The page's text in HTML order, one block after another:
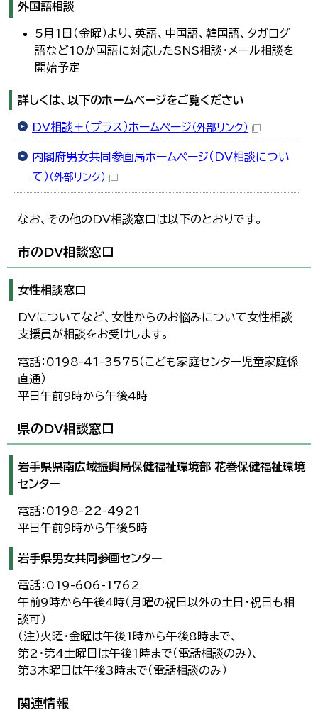
外国語相談
5月1日（金曜）より、英語、中国語、韓国語、タガログ
語など10か国語に対応したSNS相談・メール相談を
開始予定
詳しくは、以下のホームページをご覧ください
DV相談＋（プラス）ホームページ （外部リンク）
内閣府男女共同参画局ホームページ（DV相談につい
て） （外部リンク）
なお、その他のDV相談窓口は以下のとおりです。
市のDV相談窓口
女性相談窓口
DVについてなど、女性からのお悩みについて女性相談
支援員が相談をお受けします。
電話：0198-41-3575（こども家庭センター児童家庭係
直通）
平日午前9時から午後4時
県のDV相談窓口
岩手県県南広域振興局保健福祉環境部 花巻保健福祉環境
センター
電話：0198-22-4921
平日午前9時から午後5時
岩手県男女共同参画センター
電話：019-606-1762
午前9時から午後4時（月曜の祝日以外の土日・祝日も相
談可）
（注）火曜・金曜は午後1時から午後8時まで、
第2・第4土曜日は午後1時まで（電話相談のみ）、
第3木曜日は午後3時まで（電話相談のみ）
関連情報